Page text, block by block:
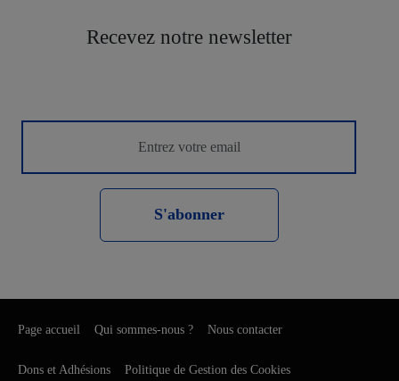
Recevez notre newsletter
S'abonner
Page accueil Qui sommes-nous ? Nous contacter
Dons et Adhésions Politique de Gestion des Cookies